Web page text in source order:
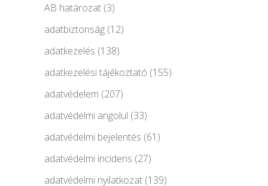
AB határozat (3)
adatbiztonság (12)
adatkezelés (138)
adatkezelési tájékoztató (155)
adatvédelem (207)
adatvédelmi angolul (33)
adatvédelmi bejelentés (61)
adatvédelmi incidens (27)
adatvédelmi nyilatkozat (139)